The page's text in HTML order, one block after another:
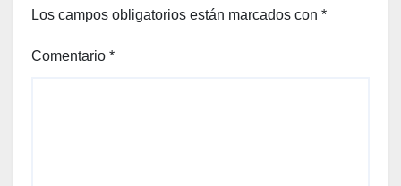
Los campos obligatorios están marcados con *
Comentario *